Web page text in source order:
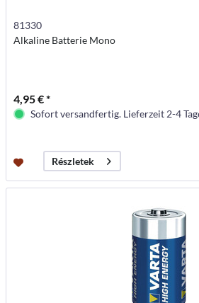
81330
Alkaline Batterie Mono
4,95 € *
Sofort versandfertig. Lieferzeit 2-4
Részletek